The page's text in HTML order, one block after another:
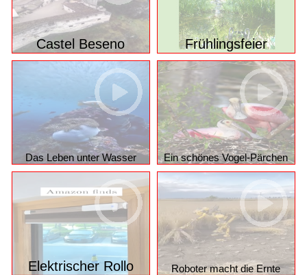
Castel Beseno Frühlingsfeier
Das Leben unter Wasser Ein schönes Vogel-Pärchen
Elektrischer Rollo Roboter macht die Ernte